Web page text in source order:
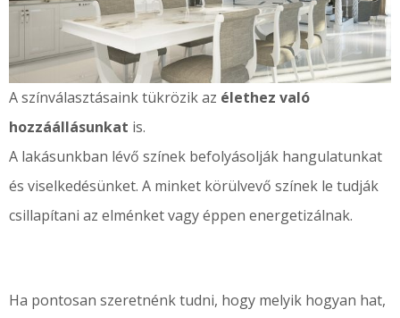
A színválasztásaink tükrözik az élethez való
hozzáállásunkat is.
A lakásunkban lévő színek befolyásolják hangulatunkat
és viselkedésünket. A minket körülvevő színek le tudják
csillapítani az elménket vagy éppen energetizálnak.
Ha pontosan szeretnénk tudni, hogy melyik hogyan hat,